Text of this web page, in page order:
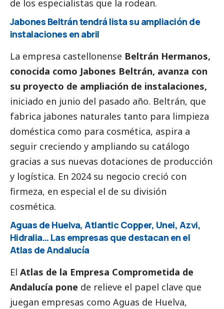
de los especialistas que la rodean.
Jabones Beltrán tendrá lista su ampliación de
instalaciones en abril
La empresa castellonense Beltrán Hermanos,
conocida como Jabones Beltrán, avanza con
su proyecto de ampliación de instalaciones,
iniciado en junio del pasado año. Beltrán, que
fabrica jabones naturales tanto para limpieza
doméstica como para cosmética, aspira a
seguir creciendo y ampliando su catálogo
gracias a sus nuevas dotaciones de producción
y logística. En 2024 su negocio creció con
firmeza, en especial el de su división
cosmética.
Aguas de Huelva, Atlantic Copper, Unei, Azvi,
Hidralia… Las empresas que destacan en el
Atlas de Andalucía
El Atlas de la Empresa Comprometida de
Andalucía pone de relieve el papel clave que
juegan empresas como Aguas de Huelva,